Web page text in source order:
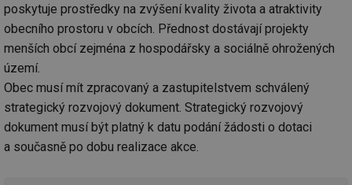
poskytuje prostředky na zvýšení kvality života a atraktivity
obecního prostoru v obcích. Přednost dostávají projekty
menších obcí zejména z hospodářsky a sociálně ohrožených
území.
Obec musí mít zpracovaný a zastupitelstvem schválený
strategický rozvojový dokument. Strategický rozvojový
dokument musí být platný k datu podání žádosti o dotaci
a současně po dobu realizace akce.